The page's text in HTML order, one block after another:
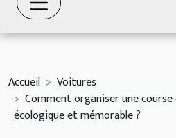
Accueil
Voitures
Comment organiser une
écologique et mémorable ?